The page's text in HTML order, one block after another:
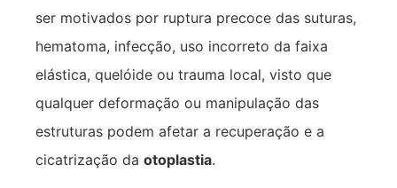
ser motivados por ruptura precoce das suturas,
hematoma, infecção, uso incorreto da faixa
elástica, quelóide ou trauma local, visto que
qualquer deformação ou manipulação das
estruturas podem afetar a recuperação e a
cicatrização da otoplastia.